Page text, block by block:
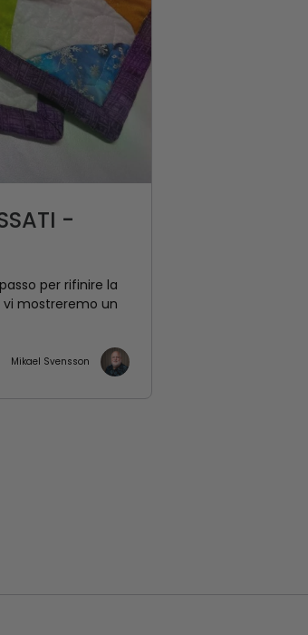
-
per rifinire la
mostreremo un
Mikael Svensson